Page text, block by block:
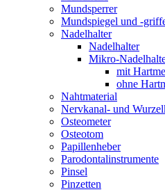
Mundsperrer
Mundspiegel und -
Nadelhalter
Nadelhalter
Mikro-
mit
ohne
Nahtmaterial
Nervkanal- und
Osteometer
Osteotom
Papillenheber
Parodontalinstrumente
Pinsel
Pinzetten